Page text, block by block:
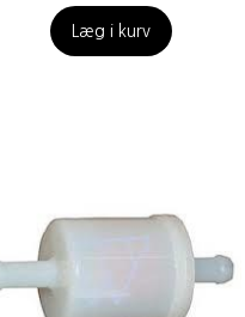
Læg i kurv